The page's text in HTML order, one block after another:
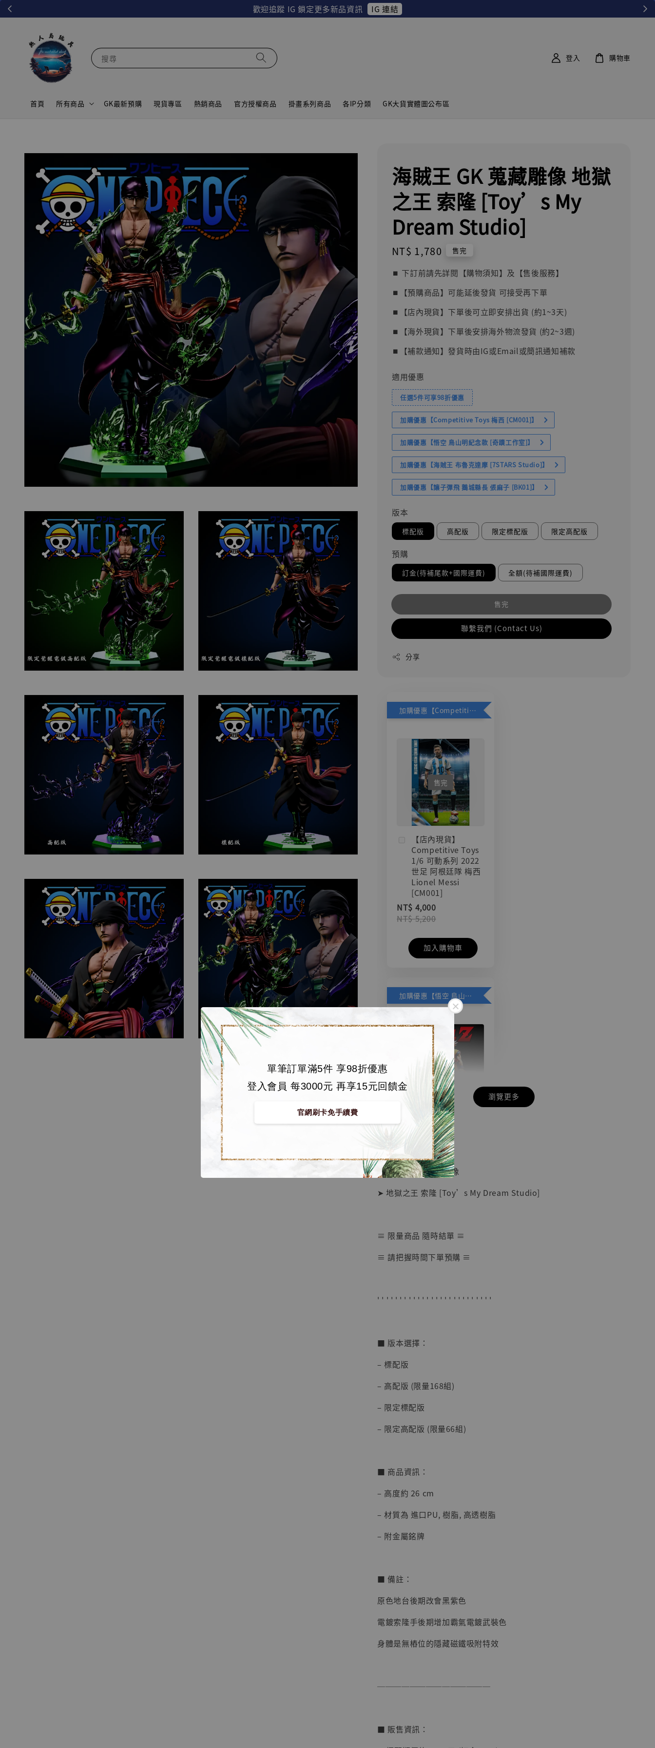
歡迎追蹤 IG 鎖定更多新品資訊 IG 連結
單筆訂單滿5件 享98折優惠
登入會員 每3000元 再享15元回饋金
官網刷卡免手續費
搜尋
首頁 所有商品 GK最新預購 現貨專區 熱銷商品 官方授權商品 掛畫系列商品 各IP分類 GK大貨實體圖公布區
登入 購物車
海賊王 GK 蒐藏雕像 地獄
之王 索隆 [Toy’s My
Dream Studio]
Regular
price
NT$ 1,780 售完
⏹︎ 下訂前請先詳閱【購物須知】及【售後服務】
⏹︎【預購商品】可能延後發貨 可接受再下單
⏹︎【店內現貨】下單後可立即安排出貨 (約1~3天)
⏹︎【海外現貨】下單後安排海外物流發貨 (約2~3週)
⏹︎【補款通知】發貨時由IG或Email或簡訊通知補款
適用優惠
任選5件可享98折優惠
加購優惠【Competitive Toys 梅西 [CM001]】
加購優惠【悟空 鳥山明紀念款 [奇蹟工作室]】
加購優惠【海賊王 布魯克達摩 [7STARS Studio]】
加購優惠【讓子彈飛 鵝城縣長 張麻子 [BK01]】
版本
標配版 高配版 限定標配版 限定高配版
預購
訂金(待補尾款+國際運費) 全額(待補國際運費)
售完
聯繫我們 (Contact Us)
分享
加購優惠【Competitive Toys 梅西 [CM001]】
售完
【店內現貨】
Competitive Toys
1/6 可動系列 2022
世足 阿根廷隊 梅西
Lionel Messi
[CM001]
NT$ 4,000
NT$ 5,200
加入購物車
加購優惠【悟空 鳥山明紀念款 [奇蹟工作室]】
【店內現貨】七龍珠
系列蒐藏雕像 悟空
鳥山明紀念款 [奇蹟
工作室]
NT$ 4,280
【店內現貨】海賊王
系列蒐藏雕像 布魯
克達摩 [7STARS
Studio]
可動蒐藏人偶 讓子
NT$ 5,300
瀏覽更多
🏝【無人島玩具】
■ 海賊王 GK 蒐藏雕像
➤ 地獄之王 索隆 [Toy’s My Dream Studio]
≡ 限量商品 隨時結單 ≡
≡ 請把握時間下單預購 ≡
' ' ' ' ' ' ' ' ' ' ' ' ' ' ' ' ' ' ' ' ' ' ' ' ' '
■ 版本選擇：
– 標配版
– 高配版 (限量168組)
– 限定標配版
– 限定高配版 (限量66組)
■ 商品資訊：
– 高度約 26 cm
– 材質為 進口PU, 樹脂, 高透樹脂
– 附金屬銘牌
■ 備註：
原色地台後期改會黑紫色
電鍍索隆手後期增加霸氣電鍍武裝色
身體是無樁位的隱藏磁鐵吸附特效
──────────────
■ 販售資訊：